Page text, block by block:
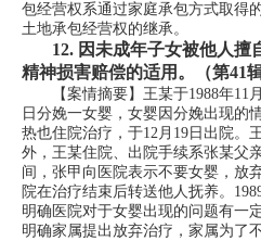
包经营权系通过家庭承包方式取得
土地承包经营权的继承。
12. 因未成年子女被他人擅
精神损害赔偿的适用。（第41辑
【案情摘要】王某于1988年11
日分娩一女婴，女婴因分娩出现的
热也住院治疗，于12月19日出院。
外，王某住院、出院手续系张某父
间，张甲向医院表示不要女婴，放
院在治疗结束后转送他人抚养。
明确医院对于女婴出现的问题有一
明确家属提出放弃治疗，家属为了